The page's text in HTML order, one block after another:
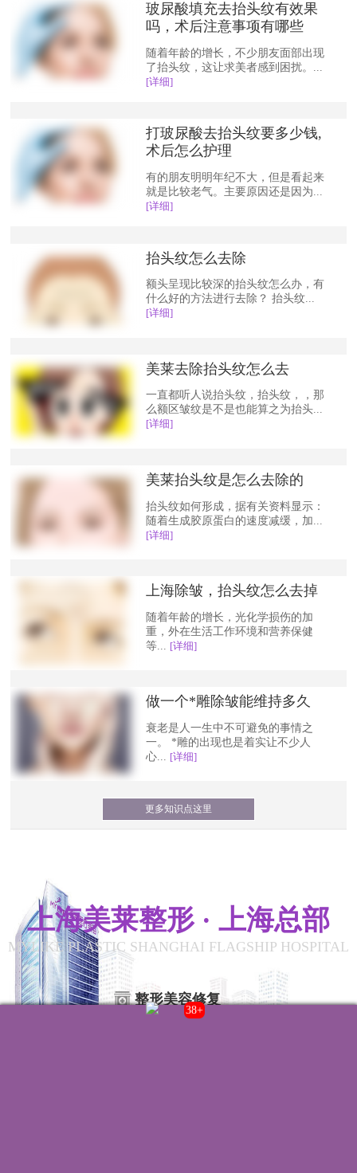
玻尿酸填充去抬头纹有效果
吗，术后注意事项有哪些
随着年龄的增长，不少朋友面部出现
了抬头纹，这让求美者感到困扰。...
[详细]
打玻尿酸去抬头纹要多少钱,
术后怎么护理
有的朋友明明年纪不大，但是看起来
就是比较老气。主要原因还是因为...
[详细]
抬头纹怎么去除
额头呈现比较深的抬头纹怎么办，有
什么好的方法进行去除？ 抬头纹...
[详细]
美莱去除抬头纹怎么去
一直都听人说抬头纹，抬头纹，，那
么额区皱纹是不是也能算之为抬头...
[详细]
美莱抬头纹是怎么去除的
抬头纹如何形成，据有关资料显示：
随着生成胶原蛋白的速度减缓，加...
[详细]
上海除皱，抬头纹怎么去掉
随着年龄的增长，光化学损伤的加
重，外在生活工作环境和营养保健
等... [详细]
做一个*雕除皱能维持多久
衰老是人一生中不可避免的事情之
一。 *雕的出现也是着实让不少人
心... [详细]
更多知识点这里
上海美莱整形 · 上海总部
MYLIKE PLASTIC SHANGHAI FLAGSHIP HOSPITAL
整形美容修复
42+